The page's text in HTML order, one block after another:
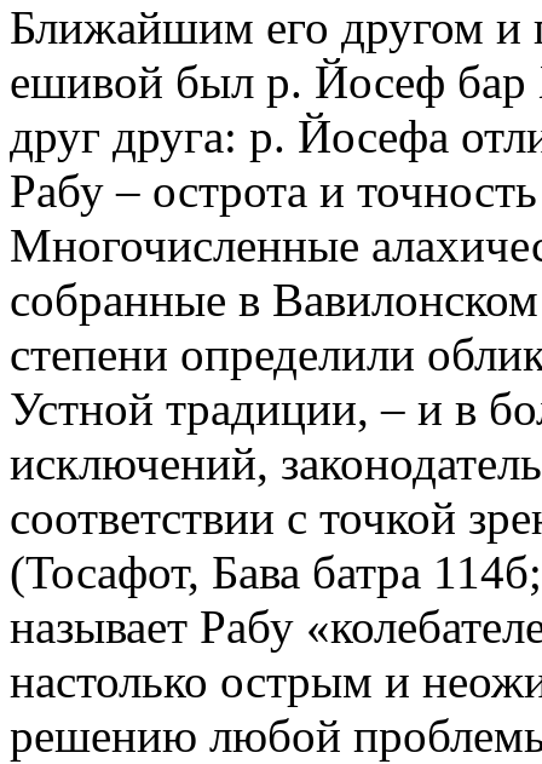
Ближайшим его другом и
ешивой был р. Йосеф бар
друг друга: р. Йосефа
Рабу – острота и
Многочисленные
собранные в
степени определили
Устной традиции, – и в
исключений,
соответствии с точкой
(Тосафот, Бава батра
называет Рабу
настолько острым и
решению любой